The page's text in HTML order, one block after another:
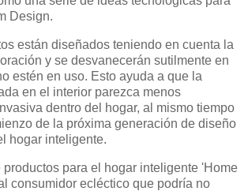
Design.
están diseñados teniendo en cuenta la
y se desvanecerán sutilmente en
estén en uso. Esto ayuda a que la
en el interior parezca menos
dentro del hogar, al mismo tiempo
de la próxima generación de diseño
hogar inteligente.
productos para el hogar inteligente 'Home
consumidor ecléctico que podría no